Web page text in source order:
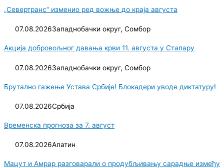
„Севертранс“ изменио ред вожње до краја августа
07.08.2026Западнобачки округ,Сомбор
Акција добровољног давања крви 11. августа у Стапару
07.08.2026Западнобачки округ,Сомбор
Брутално гажење Устава Србије! Блокадери уводе диктатуру!
07.08.2026Србија
Временска прогноза за 7. август
07.08.2026Апатин
Мацут и Амрар разговарали о продубљивању сарадње између